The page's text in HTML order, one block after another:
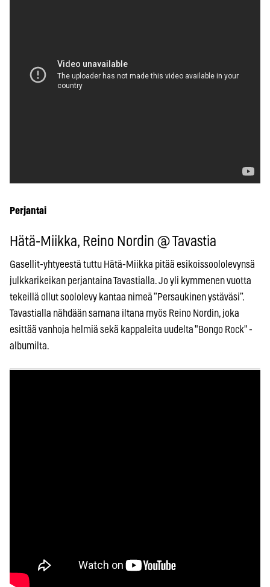
Perjantai
Hätä-Miikka, Reino Nordin @ Tavastia
Gasellit-yhtyeestä tuttu Hätä-Miikka pitää esikoissoololevynsä
julkkarikeikan perjantaina Tavastialla. Jo yli kymmenen vuotta
tekeillä ollut soololevy kantaa nimeä ”Persaukinen ystäväsi”.
Tavastialla nähdään samana iltana myös Reino Nordin, joka
esittää vanhoja helmiä sekä kappaleita uudelta "Bongo Rock" -
albumilta.